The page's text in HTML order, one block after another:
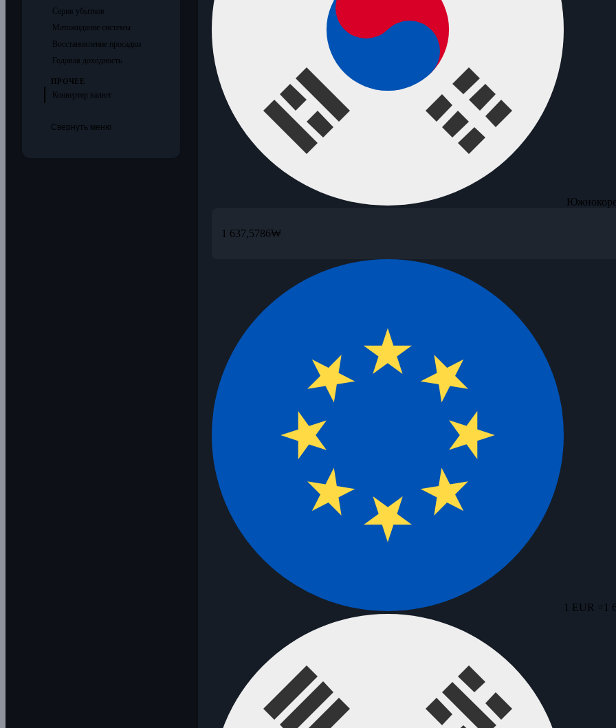
Серия убытков
Матожидание системы
Восстановление просадки
Годовая доходность
ПРОЧЕЕ
Конвертер валют
Свернуть меню
1 637,5786₩
1 EUR = 1